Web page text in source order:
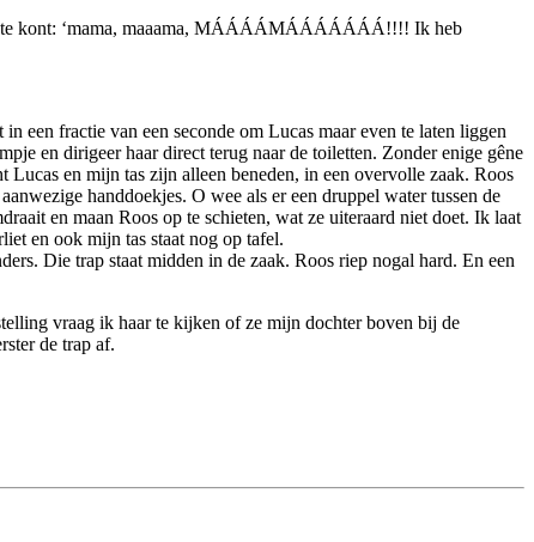
kont: ‘mama, maaama, MÁÁÁÁMÁÁÁÁÁÁÁ!!!! Ik heb
een fractie van een seconde om Lucas maar even te laten liggen
en dirigeer haar direct terug naar de toiletten. Zonder enige gêne
en mijn tas zijn alleen beneden, in een overvolle zaak. Roos
handdoekjes. O wee als er een druppel water tussen de
en maan Roos op te schieten, wat ze uiteraard niet doet. Ik laat
en ook mijn tas staat nog op tafel.
Die trap staat midden in de zaak. Roos riep nogal hard. En een
vraag ik haar te kijken of ze mijn dochter boven bij de
de trap af.